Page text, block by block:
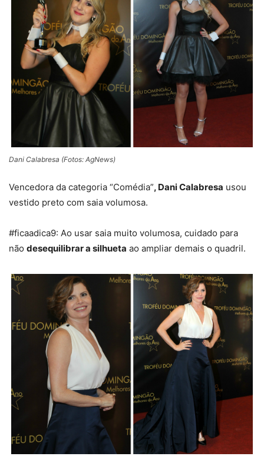
Dani Calabresa (Fotos: AgNews)
Vencedora da categoria “Comédia”, Dani Calabresa usou
vestido preto com saia volumosa.
#ficaadica9: Ao usar saia muito volumosa, cuidado para
não desequilibrar a silhueta ao ampliar demais o quadril.